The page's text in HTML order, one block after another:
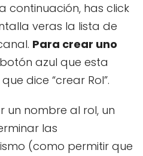
continuación, has click
veras la lista de
Para crear uno
azul que esta
dice “crear Rol”.
un nombre al rol, un
las
(como permitir que